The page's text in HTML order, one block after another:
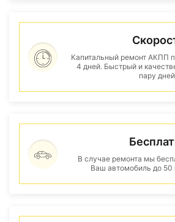
Капитальный ремонт АКПП
4 дней. Быстрый и
пару
В случае ремонта мы
Ваш автомобиль до